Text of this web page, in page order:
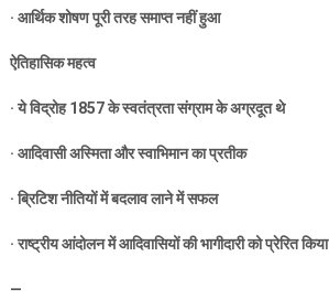
· आर्थिक शोषण पूरी तरह समाप्त नहीं हुआ
ऐतिहासिक महत्व
·ये विद्रोह1857के स्वतंत्रता संग्राम के अग्रदूत थे
· आदिवासी अस्मिता और स्वाभिमान का प्रतीक
·ब्रिटिश नीतियों में बदलाव लाने में सफल
·राष्ट्रीय आंदोलन में आदिवासियों की भागीदारी को प्रेरित किया
—